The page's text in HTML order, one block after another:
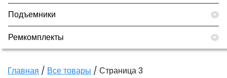
Подъемники
Ремкомплекты
Главная / Все товары / Страница 3